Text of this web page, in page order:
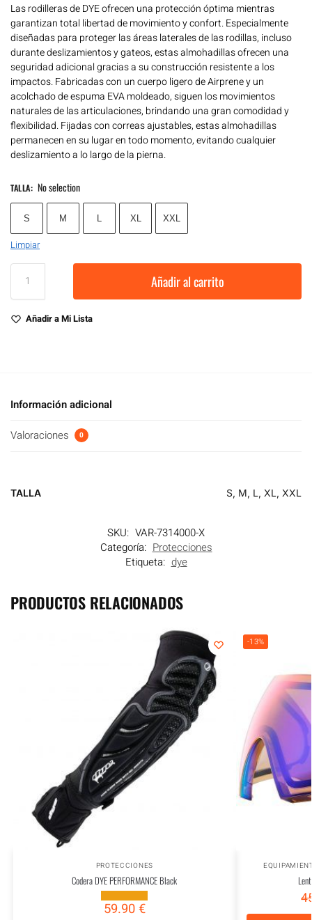
Las rodilleras de DYE ofrecen una protección óptima mientras
garantizan total libertad de movimiento y confort. Especialmente
diseñadas para proteger las áreas laterales de las rodillas, incluso
durante deslizamientos y gateos, estas almohadillas ofrecen una
seguridad adicional gracias a su construcción resistente a los
impactos. Fabricadas con un cuerpo ligero de Airprene y un
acolchado de espuma EVA moldeado, siguen los movimientos
naturales de las articulaciones, brindando una gran comodidad y
flexibilidad. Fijadas con correas ajustables, estas almohadillas
permanecen en su lugar en todo momento, evitando cualquier
deslizamiento a lo largo de la pierna.
TALLA: No selection
S M L XL XXL
Limpiar
Añadir al carrito
Añadir a Mi Lista
Información adicional
Valoraciones 0
TALLA S, M, L, XL, XXL
SKU: VAR-7314000-X
Categoría: Protecciones
Etiqueta: dye
PRODUCTOS RELACIONADOS
PROTECCIONES
Codera DYE PERFORMANCE Black
59.90€
-13%